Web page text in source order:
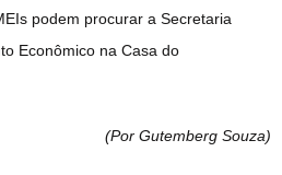
podem procurar a Secretaria
Econômico na Casa do
(Por Gutemberg Souza)